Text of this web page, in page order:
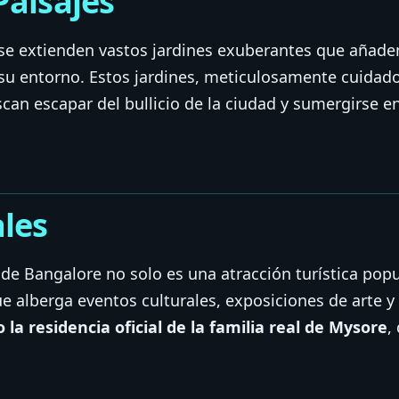
extienden vastos jardines exuberantes que
entorno. Estos jardines, meticulosamente
escapar del bullicio de la ciudad y sumergirse
Bangalore no solo es una atracción turística
alberga eventos culturales, exposiciones de arte
la residencia oficial de la familia real de Mysore,